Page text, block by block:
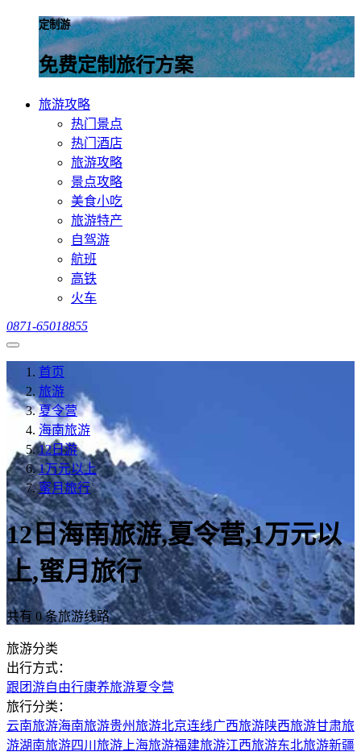
定制游
免费定制旅行方案
旅游攻略
热门景点
热门酒店
旅游攻略
景点攻略
美食小吃
旅游特产
自驾游
航班
高铁
火车
0871-65018855
首页
旅游
夏令营
海南旅游
12日游
1万元以上
蜜月旅行
12日海南旅游,夏令营,1万元以
上,蜜月旅行
共有 0 条旅游线路
旅游分类
出行方式：
跟团游自由行康养旅游夏令营
旅行分类：
云南旅游海南旅游贵州旅游北京连线广西旅游陕西旅游甘肃旅
游湖南旅游四川旅游 上海旅游福建旅游江西旅游东北旅游新疆